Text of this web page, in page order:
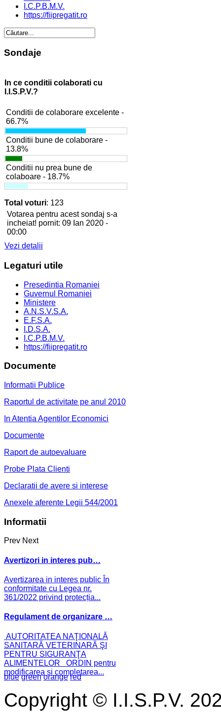
I.C.P.B.M.V.
https://fiipregatit.ro
Sondaje
In ce conditii colaborati cu
I.I.S.P.V.?
Conditii de colaborare excelente -
66.7%
Conditii bune de colaborare -
13.8%
Conditii nu prea bune de
colaboare - 18.7%
Total voturi: 123
Votarea pentru acest sondaj s-a
incheiat! pornit: 09 Ian 2020 -
00:00
Vezi detalii
Legaturi utile
Presedintia Romaniei
Guvernul Romaniei
Ministere
A.N.S.V.S.A.
E.F.S.A.
I.D.S.A.
I.C.P.B.M.V.
https://fiipregatit.ro
Documente
Informatii Publice
Raportul de activitate pe anul 2010
In Atentia Agentilor Economici
Documente
Raport de autoevaluare
Probe Plata Clienti
Declaratii de avere si interese
Anexele aferente Legii 544/2001
Informatii
Prev Next
Avertizori in interes pub…
Avertizarea in interes public În
conformitate cu Legea nr.
361/2022 privind protecția...
Regulament de organizare …
AUTORITATEA NAŢIONALĂ
SANITARĂ VETERINARĂ ŞI
PENTRU SIGURANŢA
ALIMENTELOR ORDIN pentru
modificarea și completarea...
blue green orange red
Copyright © I.I.S.P.V.